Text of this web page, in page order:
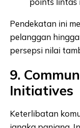
Pendekatan ini
pelanggan
persepsi nilai
9.
Initiatives
Keterlibatan